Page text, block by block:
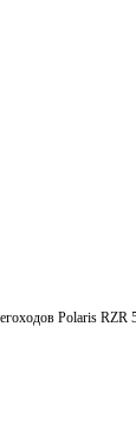
Polaris RZR